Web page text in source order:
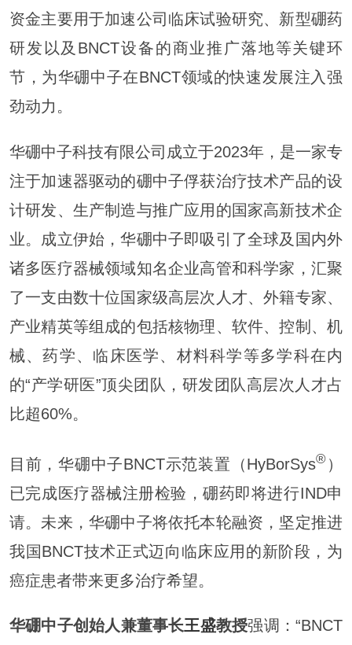
资金主要用于加速公司临床试验研究、新型硼药
研发以及BNCT设备的商业推广落地等关键环
节，为华硼中子在BNCT领域的快速发展注入强
劲动力。
华硼中子科技有限公司成立于2023年，是一家专
注于加速器驱动的硼中子俘获治疗技术产品的设
计研发、生产制造与推广应用的国家高新技术企
业。成立伊始，华硼中子即吸引了全球及国内外
诸多医疗器械领域知名企业高管和科学家，汇聚
了一支由数十位国家级高层次人才、外籍专家、
产业精英等组成的包括核物理、软件、控制、机
械、药学、临床医学、材料科学等多学科在内
的“产学研医”顶尖团队，研发团队高层次人才占
比超60%。
目前，华硼中子BNCT示范装置（HyBorSys® ）
已完成医疗器械注册检验，硼药即将进行IND申
请。未来，华硼中子将依托本轮融资，坚定推进
我国BNCT技术正式迈向临床应用的新阶段，为
癌症患者带来更多治疗希望。
华硼中子创始人兼董事长王盛教授强调：“BNCT